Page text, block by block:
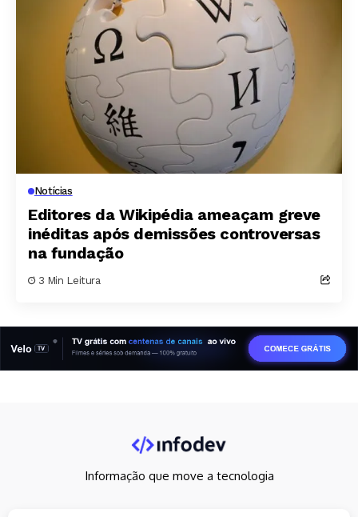
Notícias
Editores da Wikipédia ameaçam greve
inéditas após demissões controversas
na fundação
3 Min Leitura
Informação que move a tecnologia